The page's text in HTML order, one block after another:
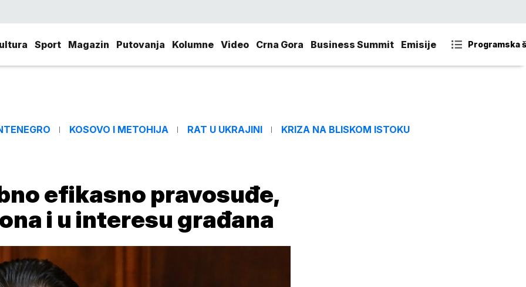
Sport Magazin Putovanja Kolumne Video Crna Gora Business Summit Emisije Programska
KOSOVO I METOHIJA RAT U UKRAJINI KRIZA NA BLISKOM ISTOKU
efikasno pravosuđe,
i u interesu građana